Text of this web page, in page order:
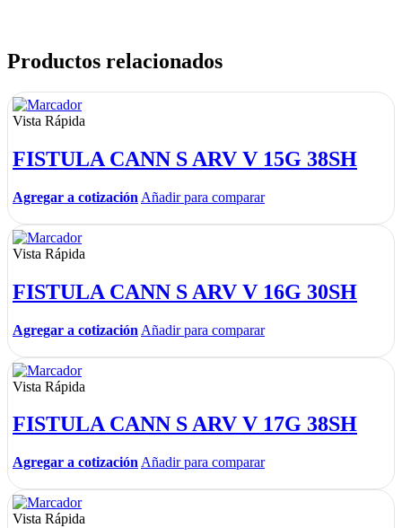
Productos relacionados
Vista Rápida
FISTULA CANN S ARV V 15G 38SH
Agregar a cotización Añadir para comparar
Vista Rápida
FISTULA CANN S ARV V 16G 30SH
Agregar a cotización Añadir para comparar
Vista Rápida
FISTULA CANN S ARV V 17G 38SH
Agregar a cotización Añadir para comparar
Vista Rápida